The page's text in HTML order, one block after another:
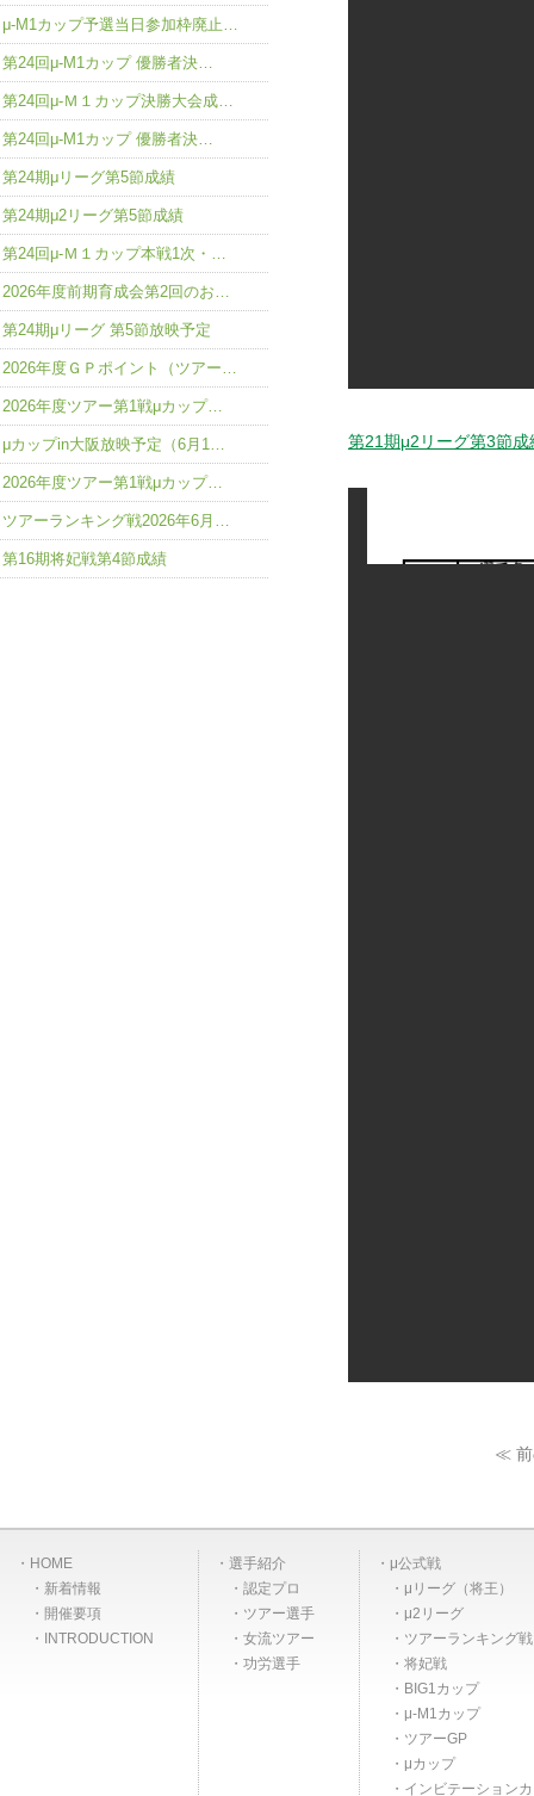
第21期μ2リーグ第3節成
≪ 前
μ-M1カップ予選当日参加枠廃止…
第24回μ-M1カップ 優勝者決…
第24回μ-Ｍ１カップ決勝大会成…
第24回μ-M1カップ 優勝者決…
第24期μリーグ第5節成績
第24期μ2リーグ第5節成績
第24回μ-Ｍ１カップ本戦1次・…
2026年度前期育成会第2回のお…
第24期μリーグ 第5節放映予定
2026年度ＧＰポイント（ツアー…
2026年度ツアー第1戦μカップ…
μカップin大阪放映予定（6月1…
2026年度ツアー第1戦μカップ…
ツアーランキング戦2026年6月…
第16期将妃戦第4節成績
HOME
新着情報
開催要項
INTRODUCTION
選手紹介
認定プロ
ツアー選手
女流ツアー
功労選手
μ公式戦
μリーグ（将王）
μ2リーグ
ツアーランキング
将妃戦
BIG1カップ
μ-M1カップ
ツアーGP
μカップ
インビテーション